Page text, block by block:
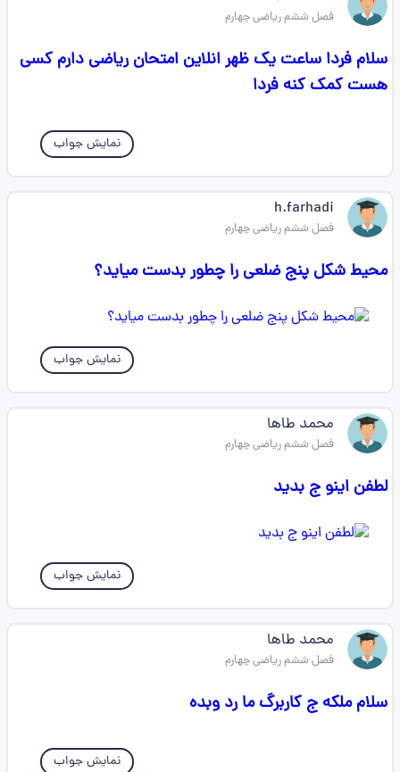
فصل ششم ریاضی چهارم
سلام فردا ساعت یک ظهر انلاین امتحان ریاضی دارم کسی
هست کمک کنه فردا
نمایش جواب
h.farhadi
فصل ششم ریاضی چهارم
محیط شکل پنج ضلعی را چطور بدست میاید؟
نمایش جواب
محمد طاها
فصل ششم ریاضی چهارم
لطفن اینو ج بدید
نمایش جواب
محمد طاها
فصل ششم ریاضی چهارم
سلام ملکه ج کاربرگ ما رد وبده
نمایش جواب